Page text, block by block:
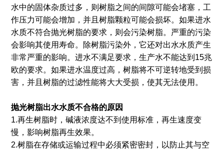
水中的固体杂质过多，则树脂之间的间隙可能会堵塞，工
作压力可能会增加，并且树脂颗粒可能会损坏。如果进水
水质不符合抛光树脂的要求，则会污染树脂。严重的污染
会影响其使用寿命。除树脂污染外，它还对出水水质产生
非常严重的影响。进水不满足要求，生产水不能达到15兆
欧的要求。如果进水温度过高，树脂将不可逆转地受到损
害，并且树脂的过滤性能将大大受损，使其无法使用。
抛光树脂出水水质不合格的原因
1.再生树脂时，碱液浓度达不到使用标准，再生速度变
慢，影响树脂再生效果。
2.树脂在存储或运输过程中必须紧密密封，以防止其与空